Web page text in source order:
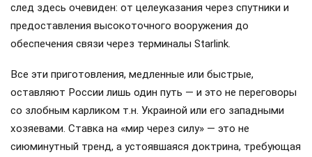
след здесь очевиден: от целеуказания через спутники и
предоставления высокоточного вооружения до
обеспечения связи через терминалы Starlink.
Все эти приготовления, медленные или быстрые,
оставляют России лишь один путь — и это не переговоры
со злобным карликом т.н. Украиной или его западными
хозяевами. Ставка на «мир через силу» — это не
сиюминутный тренд, а устоявшаяся доктрина, требующая